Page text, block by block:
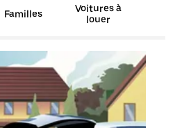
Familles
Voitures à
louer